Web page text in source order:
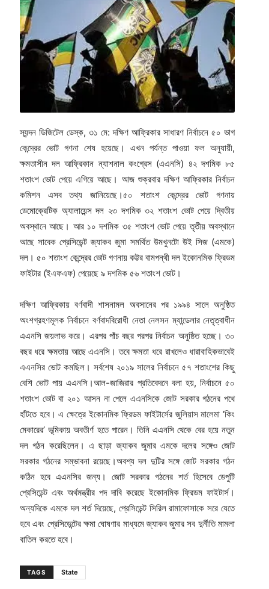
স্যন্দন ডিজিটেল ডেস্ক, ৩১ মে: দক্ষিণ আফ্রিকার সাধারণ নির্বাচনে ৫০ ভাগ
কেন্দ্রের ভোট গণনা শেষ হয়েছে। এখন পর্যন্ত পাওয়া ফল অনুযায়ী,
ক্ষমতাসীন দল আফ্রিকান ন্যাশনাল কংগ্রেস (এএনসি) ৪২ দশমিক ৮৫
শতাংশ ভোট পেয়ে এগিয়ে আছে। আজ শুক্রবার দক্ষিণ আফ্রিকার নির্বাচন
কমিশন এসব তথ্য জানিয়েছে।৫০ শতাংশ কেন্দ্রের ভোট গণনায়
ডেমোক্রেটিক অ্যালায়েন্স দল ২৩ দশমিক ৩২ শতাংশ ভোট পেয়ে দ্বিতীয়
অবস্থানে আছে। আর ১০ দশমিক ৩৫ শতাংশ ভোট পেয়ে তৃতীয় অবস্থানে
আছে সাবেক প্রেসিডেন্ট জ্যাকব জুমা সমর্থিত উমখুনটো উই সিজ (এমকে)
দল। ৫০ শতাংশ কেন্দ্রের ভোট গণনায় কট্টর বামপন্থী দল ইকোনমিক ফ্রিডম
ফাইটার (ইএফএফ) পেয়েছে ৯ দশমিক ৫৬ শতাংশ ভোট।
দক্ষিণ আফ্রিকায় বর্ণবাদী শাসনামল অবসানের পর ১৯৯৪ সালে অনুষ্ঠিত
অংশগ্রহণমূলক নির্বাচনে বর্ণবাদবিরোধী নেতা নেলসন ম্যান্ডেলার নেতৃত্বাধীন
এএনসি জয়লাভ করে। এরপর পাঁচ বছর পরপর নির্বাচন অনুষ্ঠিত হচ্ছে। ৩০
বছর ধরে ক্ষমতায় আছে এএনসি। তবে ক্ষমতা ধরে রাখলেও ধারাবাহিকভাবেই
এএনসির ভোট কমছিল। সর্বশেষ ২০১৯ সালের নির্বাচনে ৫৭ শতাংশের কিছু
বেশি ভোট পায় এএনসি।আল-জাজিরার প্রতিবেদনে বলা হয়, নির্বাচনে ৫০
শতাংশ ভোট বা ২০১ আসন না পেলে এএনসিকে জোট সরকার গঠনের পথে
হাঁটতে হবে। এ ক্ষেত্রে ইকোনমিক ফ্রিডম ফাইটার্সের জুলিয়াস মালেমা ‘কিং
মেকারের’ ভূমিকায় অবতীর্ণ হতে পারেন। তিনি এএনসি থেকে বের হয়ে নতুন
দল গঠন করেছিলেন। এ ছাড়া জ্যাকব জুমার এমকে দলের সঙ্গেও জোট
সরকার গঠনের সম্ভাবনা রয়েছে।অবশ্য দল দুটির সঙ্গে জোট সরকার গঠন
কঠিন হবে এএনসির জন্য। জোট সরকার গঠনের শর্ত হিসেবে ডেপুটি
প্রেসিডেন্ট এবং অর্থমন্ত্রীর পদ দাবি করেছে ইকোনমিক ফ্রিডম ফাইটার্স।
অন্যদিকে এমকে দল শর্ত দিয়েছে, প্রেসিডেন্ট সিরিল রামাফোসাকে সরে যেতে
হবে এবং প্রেসিডেন্টের ক্ষমা ঘোষণার মাধ্যমে জ্যাকব জুমার সব দুর্নীতি মামলা
বাতিল করতে হবে।
TAGS State